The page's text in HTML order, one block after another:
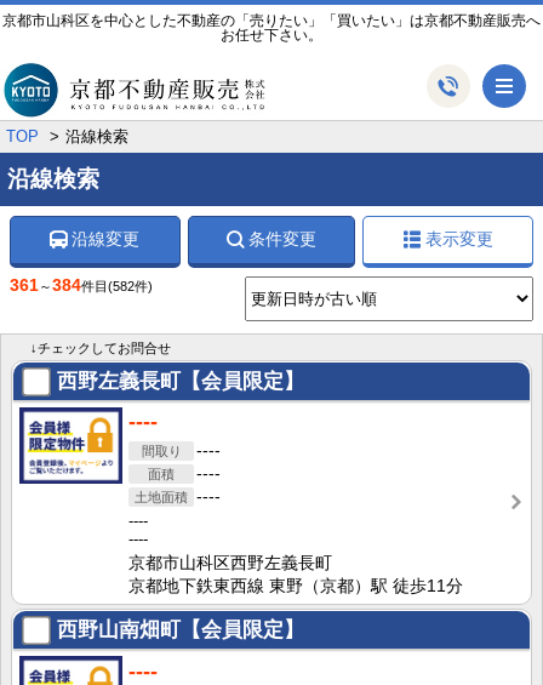
京都市山科区を中心とした不動産の「売りたい」「買いたい」は京都不動産販売へ
お任せ下さい。
TOP 沿線検索
沿線検索
沿線変更 条件変更 表示変更
361～384件目 (582件)
↓チェックしてお問合せ
西野左義長町【会員限定】
----
----
----
----
----
----
京都市山科区西野左義長町
京都地下鉄東西線 東野（京都）駅 徒歩11分
西野山南畑町【会員限定】
----